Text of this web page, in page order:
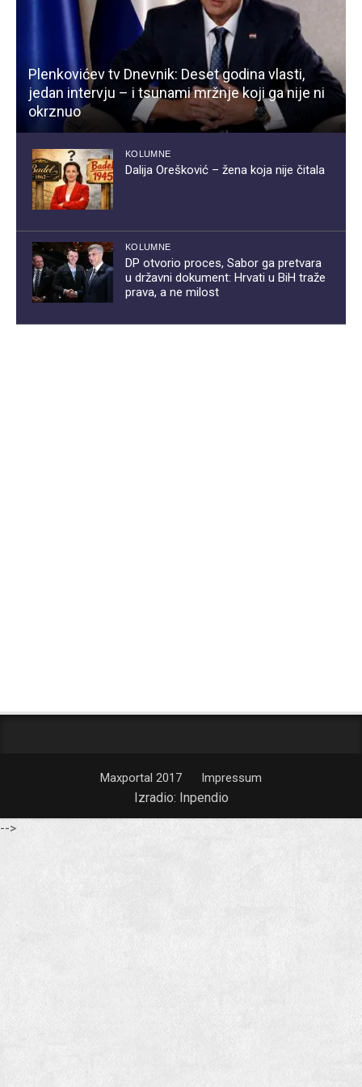
Plenkovićev tv Dnevnik: Deset godina vlasti,
jedan intervju – i tsunami mržnje koji ga nije ni
okrznuo
KOLUMNE
Dalija Orešković – žena koja nije čitala
KOLUMNE
DP otvorio proces, Sabor ga pretvara
u državni dokument: Hrvati u BiH traže
prava, a ne milost
Maxportal 2017 Impressum
Izradio: Inpendio
-->